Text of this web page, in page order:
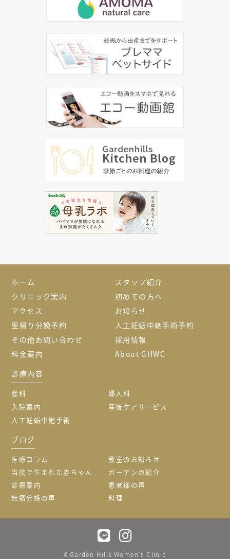
ホーム
スタッフ紹介
クリニック案内
初めての方へ
アクセス
お知らせ
里帰り分娩予約
人工妊娠中絶手術予約
その他お問い合わせ
採用情報
料金案内
About GHWC
診療内容
産科
婦人科
入院案内
産後ケアサービス
人工妊娠中絶手術
ブログ
医療コラム
教室のお知らせ
当院で生まれた赤ちゃん
ガーデンの紹介
診療案内
患者様の声
無痛分娩の声
料理
©Garden Hills Women’s Clinic